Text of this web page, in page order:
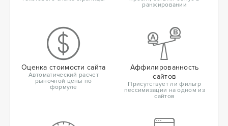
ранжировании
Оценка стоимости сайта
Автоматический расчет
рыночной цены по
формуле
Аффилированность
сайтов
Присутствует ли фильтр
пессимизации на одном из
сайтов